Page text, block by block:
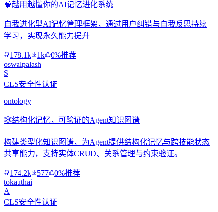
🧠越用越懂你的AI记忆进化系统
自我进化型AI记忆管理框架，通过用户纠错与自我反思持续
学习，实现永久能力提升
178.1k 1k
0%推荐
oswalpalash
S
CLS安全性认证
ontology
🕸️结构化记忆，可验证的Agent知识图谱
构建类型化知识图谱，为Agent提供结构化记忆与跨技能状态
共享能力，支持实体CRUD、关系管理与约束验证。
174.2k 577
0%推荐
tokauthai
A
CLS安全性认证